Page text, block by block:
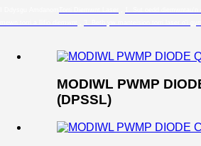
MODIWL PWMP
(DPSSL)